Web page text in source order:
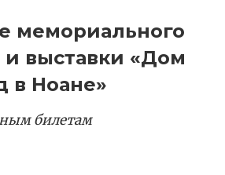
мемориального
и выставки «Дом
в Ноане»
билетам